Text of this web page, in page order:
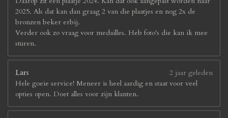
2025. Als dat kan dan graag 2 van die plaatjes en nog 2x de
bronzen beker erbij.
Verder ook zo vraag voor medailles. Heb foto's die kan ik mee
sturen.
Lars
2 jaar geleden
Hele goeie service! Meneer is heel aardig en staat voor veel
opties open. Doet alles voor zijn klanten.